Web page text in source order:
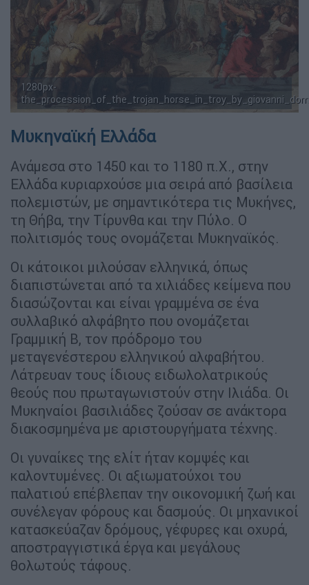
1280px-
Μυκηναϊκή Ελλάδα
Ανάμεσα στο 1450 και το 1180 π.Χ., στην
Ελλάδα κυριαρχούσε μια σειρά από βασίλεια
πολεμιστών, με σημαντικότερα τις Μυκήνες,
τη Θήβα, την Τίρυνθα και την Πύλο. O
πολιτισμός τους ονομάζεται Μυκηναϊκός.
Οι κάτοικοι μιλούσαν ελληνικά, όπως
διαπιστώνεται από τα χιλιάδες κείμενα που
διασώζονται και είναι γραμμένα σε ένα
συλλαβικό αλφάβητο που ονομάζεται
Γραμμική Β, τον πρόδρομο του
μεταγενέστερου ελληνικού αλφαβήτου.
Λάτρευαν τους ίδιους ειδωλολατρικούς
θεούς που πρωταγωνιστούν στην Ιλιάδα. Οι
Μυκηναίοι βασιλιάδες ζούσαν σε ανάκτορα
διακοσμημένα με αριστουργήματα τέχνης.
Οι γυναίκες της ελίτ ήταν κομψές και
καλοντυμένες. Οι αξιωματούχοι του
παλατιού επέβλεπαν την οικονομική ζωή και
συνέλεγαν φόρους και δασμούς. Οι μηχανικοί
κατασκεύαζαν δρόμους, γέφυρες και οχυρά,
αποστραγγιστικά έργα και μεγάλους
θολωτούς τάφους.